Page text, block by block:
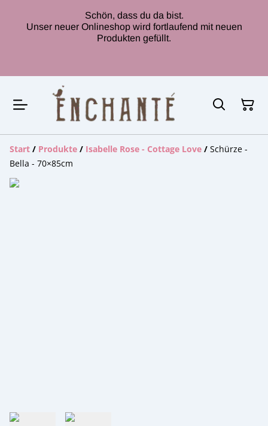
Schön, dass du da bist.
Unser neuer Onlineshop wird fortlaufend mit neuen
Produkten gefüllt.
Start / Produkte / Isabelle Rose - Cottage Love / Schürze -
Bella - 70×85cm